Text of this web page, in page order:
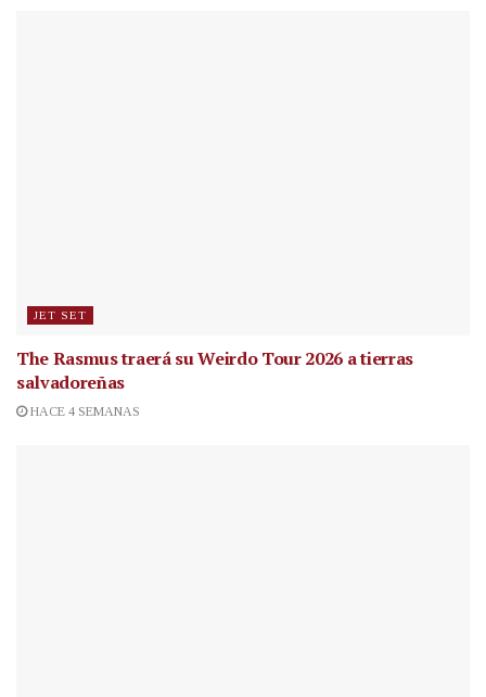
JET SET
The Rasmus traerá su Weirdo Tour 2026 a tierras
salvadoreñas
HACE 4 SEMANAS